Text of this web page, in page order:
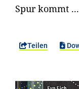
Spur kommt ...
Teilen